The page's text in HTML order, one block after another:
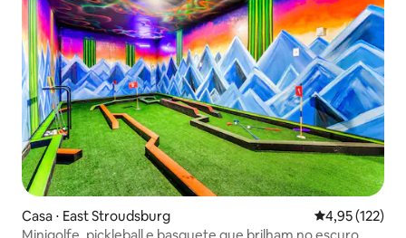
Casa ⋅ East Stroudsburg 4,95 de uma
4,95 (122)
Minigolfe, pickleball e basquete que brilham no escuro